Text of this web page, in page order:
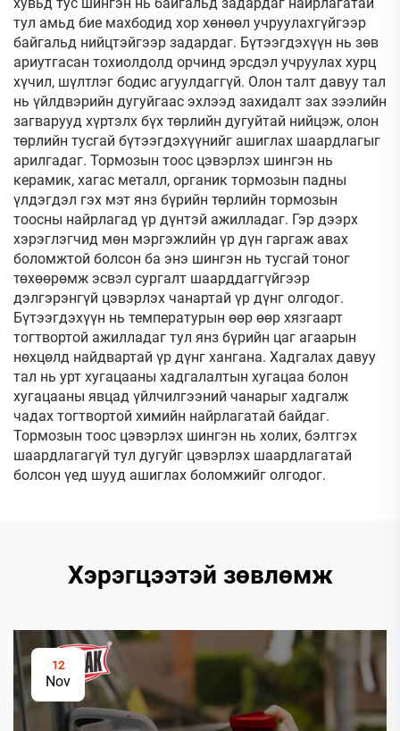
тул амьд бие махбодид хор хөнөөл учруулахгүйгээр
байгальд нийцтэйгээр задардаг. Бүтээгдэхүүн нь зөв
ариутгасан тохиолдолд орчинд эрсдэл учруулах хурц
хүчил, шүлтлэг бодис агуулдаггүй. Олон талт давуу тал
нь үйлдвэрийн дугуйгаас эхлээд захидалт зах зээлийн
загварууд хүртэлх бүх төрлийн дугуйтай нийцэж, олон
төрлийн тусгай бүтээгдэхүүнийг ашиглах шаардлагыг
арилгадаг. Тормозын тоос цэвэрлэх шингэн нь
керамик, хагас металл, органик тормозын падны
үлдэгдэл гэх мэт янз бүрийн төрлийн тормозын
тоосны найрлагад үр дүнтэй ажилладаг. Гэр дээрх
хэрэглэгчид мөн мэргэжлийн үр дүн гаргаж авах
боломжтой болсон ба энэ шингэн нь тусгай тоног
төхөөрөмж эсвэл сургалт шаарддаггүйгээр
дэлгэрэнгүй цэвэрлэх чанартай үр дүнг олгодог.
Бүтээгдэхүүн нь температурын өөр өөр хязгаарт
тогтвортой ажилладаг тул янз бүрийн цаг агаарын
нөхцөлд найдвартай үр дүнг хангана. Хадгалах давуу
тал нь урт хугацааны хадгалалтын хугацаа болон
хугацааны явцад үйлчилгээний чанарыг хадгалж
чадах тогтвортой химийн найрлагатай байдаг.
Тормозын тоос цэвэрлэх шингэн нь холих, бэлтгэх
шаардлагагүй тул дугуйг цэвэрлэх шаардлагатай
болсон үед шууд ашиглах боломжийг олгодог.
Хэрэгцээтэй зөвлөмж
12
Nov